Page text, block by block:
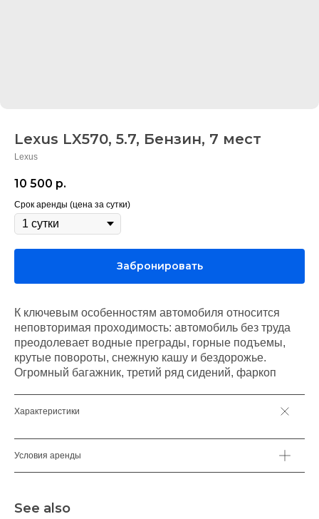
Lexus LX570, 5.7, Бензин, 7 мест
Lexus
10 500 р.
Срок аренды (цена за сутки)
Забронировать
К ключевым особенностям автомобиля относится
неповторимая проходимость: автомобиль без труда
преодолевает водные преграды, горные подъемы,
крутые повороты, снежную кашу и бездорожье.
Огромный багажник, третий ряд сидений, фаркоп
Характеристики
Условия аренды
See also